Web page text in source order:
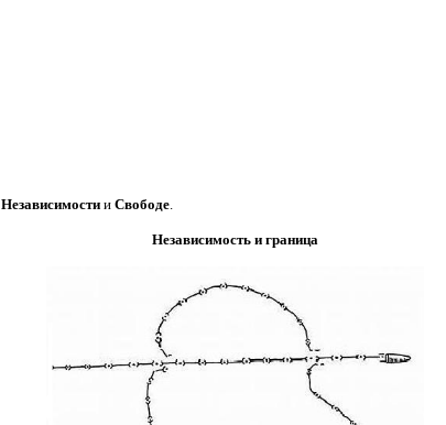
Независимости и Свободе.
Независимость и граница